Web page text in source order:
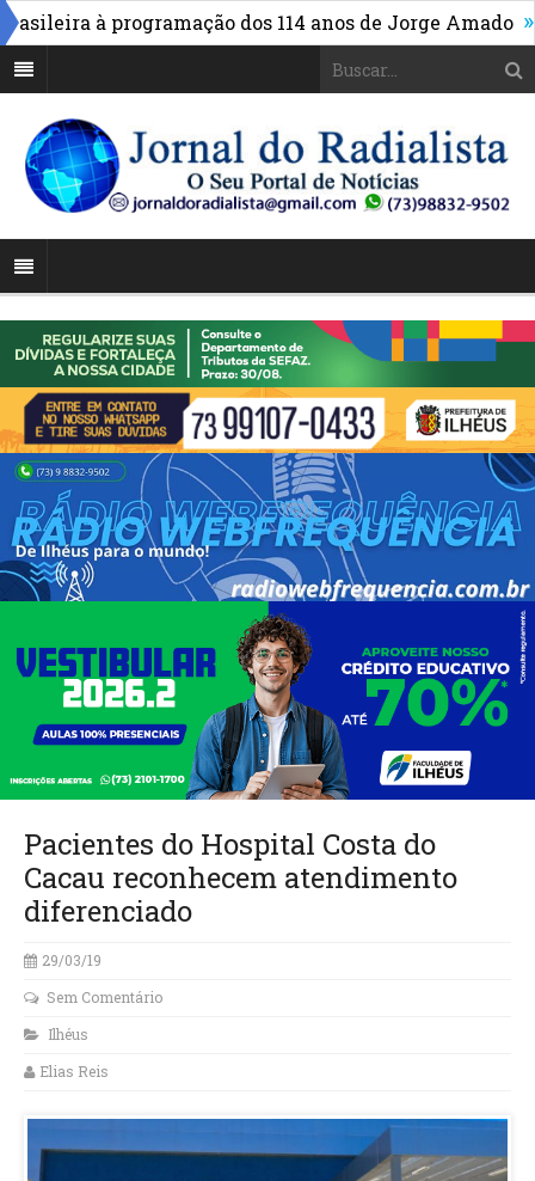
à programação dos 114 anos de Jorge Amado » Alto
Pacientes do Hospital Costa do
Cacau reconhecem atendimento
diferenciado
29/03/19
Sem Comentário
Ilhéus
Elias Reis